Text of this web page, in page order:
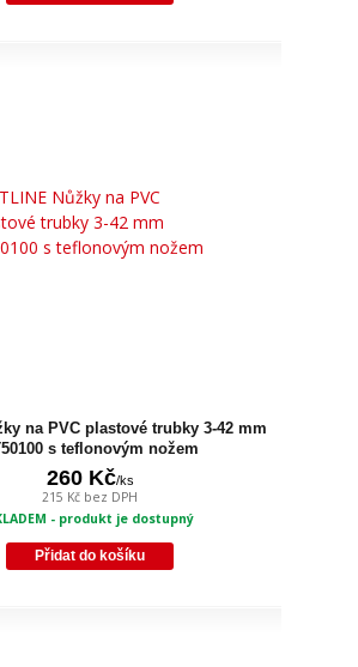
na PVC plastové trubky 3-42 mm
s teflonovým nožem
260 Kč/ks
215 Kč bez DPH
- produkt je dostupný
Přidat do košíku